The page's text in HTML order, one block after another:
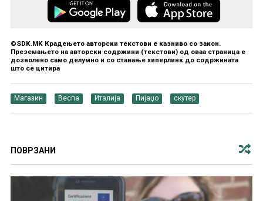
©SDK.MK Крадењето авторски текстови е казниво со закон.
Преземањето на авторски содржини (текстови) од оваа страница е
дозволено само делумно и со ставање хиперлинк до содржината
што се цитира
Магазин Веспа Италија Пијаџо скутер
ПОВРЗАНИ